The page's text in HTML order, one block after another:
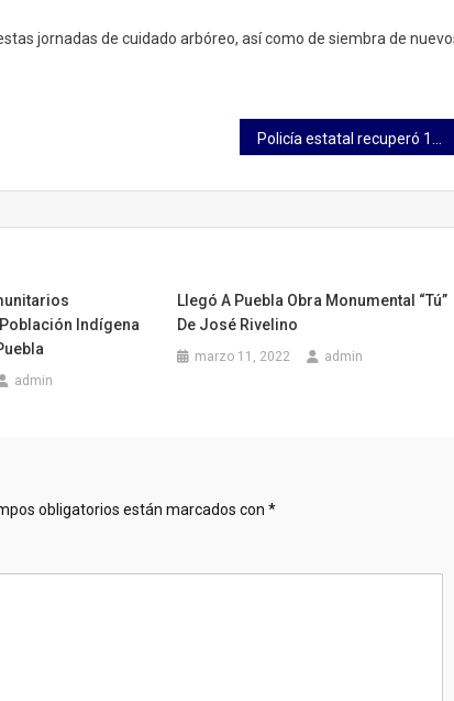
jornadas de cuidado arbóreo, así como de siembra de
Policía estatal recuperó 11 vehículos con reporte de robo durante el fin de semana
Indígena
admin
Llegó A Puebla Obra Monumental “Tú”
De José Rivelino
marzo 11, 2022 admin
obligatorios están marcados con *